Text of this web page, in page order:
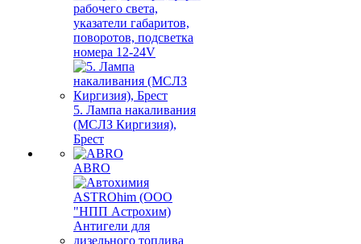
рабочего света,
указатели габаритов,
поворотов, подсветка
номера 12-24V
5. Лампа накаливания
(МСЛЗ Киргизия),
Брест
ABRO